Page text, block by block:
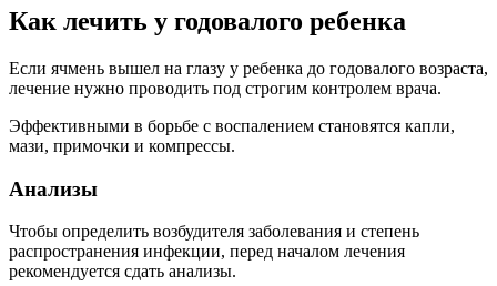
Как лечить у годовалого ребенка
Если ячмень вышел на глазу у ребенка до годовалого возраста,
лечение нужно проводить под строгим контролем врача.
Эффективными в борьбе с воспалением становятся капли,
мази, примочки и компрессы.
Анализы
Чтобы определить возбудителя заболевания и степень
распространения инфекции, перед началом лечения
рекомендуется сдать анализы.